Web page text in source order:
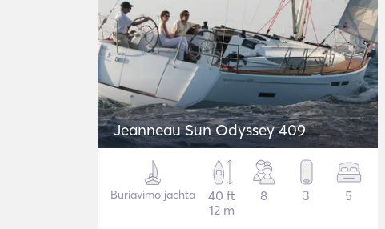
Jeanneau Sun Odyssey 409
Buriavimo jachta
40 ft
12 m
8 3 5